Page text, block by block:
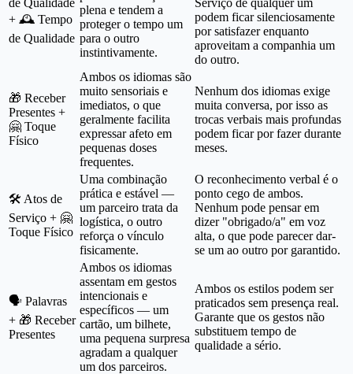
+ 🕰️ Tempo
de Qualidade
plena e tendem a
proteger o tempo um
para o outro
instintivamente.
podem ficar silenciosamente
por satisfazer enquanto
aproveitam a companhia um
do outro.
🎁 Receber
Presentes +
🤗 Toque
Físico
Ambos os idiomas são
muito sensoriais e
imediatos, o que
geralmente facilita
expressar afeto em
pequenas doses
frequentes.
Nenhum dos idiomas exige
muita conversa, por isso as
trocas verbais mais profundas
podem ficar por fazer durante
meses.
🛠️ Atos de
Serviço + 🤗
Toque Físico
Uma combinação
prática e estável —
um parceiro trata da
logística, o outro
reforça o vínculo
fisicamente.
O reconhecimento verbal é o
ponto cego de ambos.
Nenhum pode pensar em
dizer "obrigado/a" em voz
alta, o que pode parecer dar-
se um ao outro por garantido.
🗣️ Palavras
+ 🎁 Receber
Presentes
Ambos os idiomas
assentam em gestos
intencionais e
específicos — um
cartão, um bilhete,
uma pequena surpresa
agradam a qualquer
um dos parceiros.
Ambos os estilos podem ser
praticados sem presença real.
Garante que os gestos não
substituem tempo de
qualidade a sério.